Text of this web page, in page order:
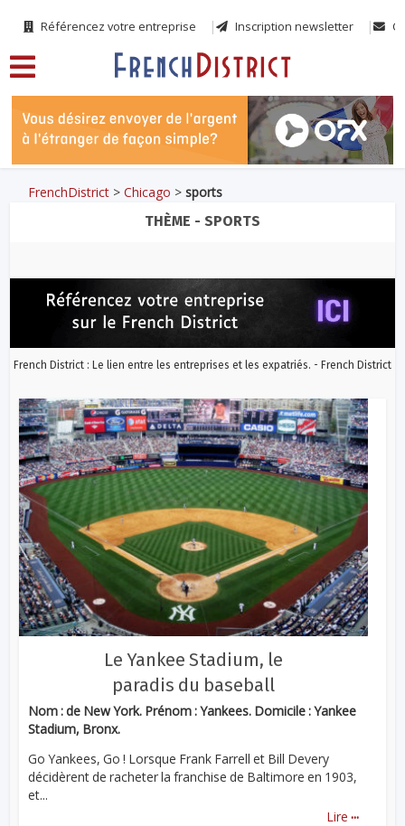
Référencez votre entreprise Inscription newsletter
FrenchDistrict >Chicago >sports
THÈME - SPORTS
French District : Le lien entre les entreprises et les expatriés. - French District
Le Yankee Stadium, le
paradis du baseball
Nom : de New York. Prénom : Yankees. Domicile : Yankee
Stadium, Bronx.
Go Yankees, Go ! Lorsque Frank Farrell et Bill Devery
décidèrent de racheter la franchise de Baltimore en 1903,
et...
Lire ...